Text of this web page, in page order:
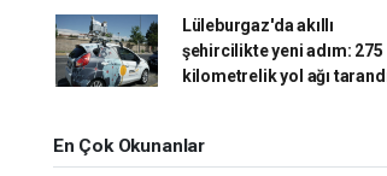
Lüleburgaz'da akıllı
şehircilikte yeni adım: 275
kilometrelik yol ağı
En Çok Okunanlar